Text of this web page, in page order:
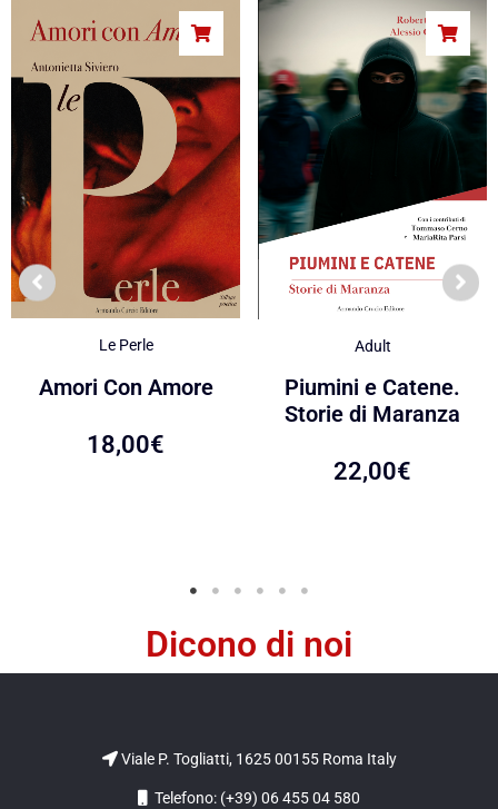
Le Perle
Amori Con Amore
18,00€
Adult
Piumini e Catene.
Storie di Maranza
22,00€
Dicono di noi
Viale P. Togliatti, 1625 00155 Roma Italy
Telefono: (+39) 06 455 04 580